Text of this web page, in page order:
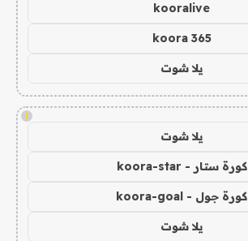
kooralive
koora 365
يلا شوت
!
يلا شوت
كورة ستار - koora-star
كورة جول - koora-goal
يلا شوت